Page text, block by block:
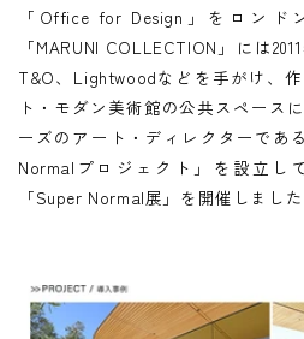
「Office for Design」をロン
「MARUNI COLLECTION」には
T&O、Lightwoodなどを手がけ、
ト・モダン美術館の公共スペース
ーズのアート・ディレクターであ
Normalプロジェクト」を設立し
「Super Normal展」を開催しました